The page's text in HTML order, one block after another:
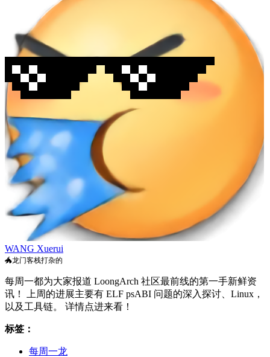
WANG Xuerui
🐲龙门客栈打杂的
每周一都为大家报道 LoongArch 社区最前线的第一手新鲜资
讯！ 上周的进展主要有 ELF psABI 问题的深入探讨、Linux，
以及工具链。 详情点进来看！
标签：
每周一龙